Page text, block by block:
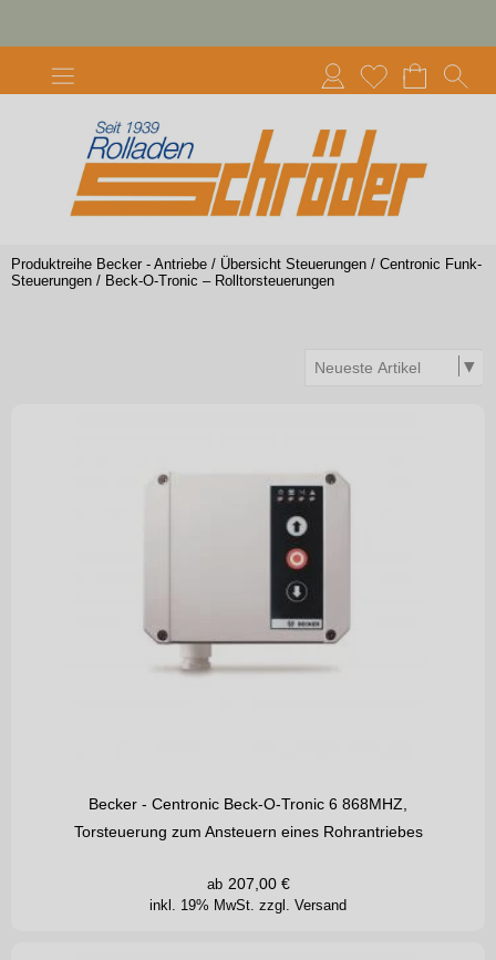
Produktreihe Becker - Antriebe / Übersicht Steuerungen / Centronic Funk-
Steuerungen / Beck-O-Tronic – Rolltorsteuerungen
Becker - Centronic Beck-O-Tronic 6 868MHZ,
Torsteuerung zum Ansteuern eines Rohrantriebes
inkl. 19% MwSt. zzgl. Versand
ab 207,00€